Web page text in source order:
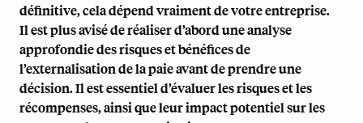
définitive, cela dépend vraiment de votre entreprise.
Il est plus avisé de réaliser d’abord une analyse
approfondie des risques et bénéfices de
l’externalisation de la paie avant de prendre une
décision. Il est essentiel d’évaluer les risques et les
récompenses, ainsi que leur impact potentiel sur les